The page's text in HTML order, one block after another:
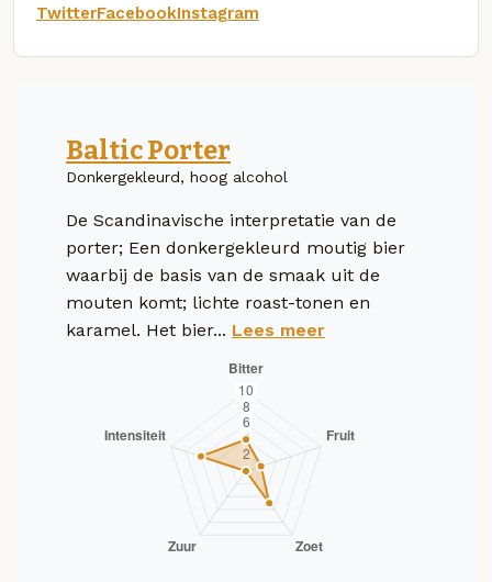
TwitterFacebookInstagram
Baltic Porter
Donkergekleurd, hoog alcohol
De Scandinavische interpretatie van de
porter; Een donkergekleurd moutig bier
waarbij de basis van de smaak uit de
mouten komt; lichte roast-tonen en
karamel. Het bier... Lees meer